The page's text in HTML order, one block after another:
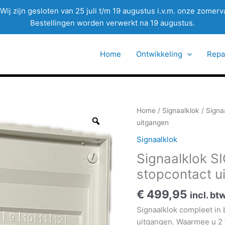
Wij zijn gesloten van 25 juli t/m 19 augustus i.v.m. onze
Bestellingen worden verwerkt na 19 augustus.
Home Ontwikkeling
Home / Signaalklok /
uitgangen
Signaalklok
Signaalklok
stopcontact
€ 499,95 incl.
Signaalklok compleet in
uitgangen. Waarmee u